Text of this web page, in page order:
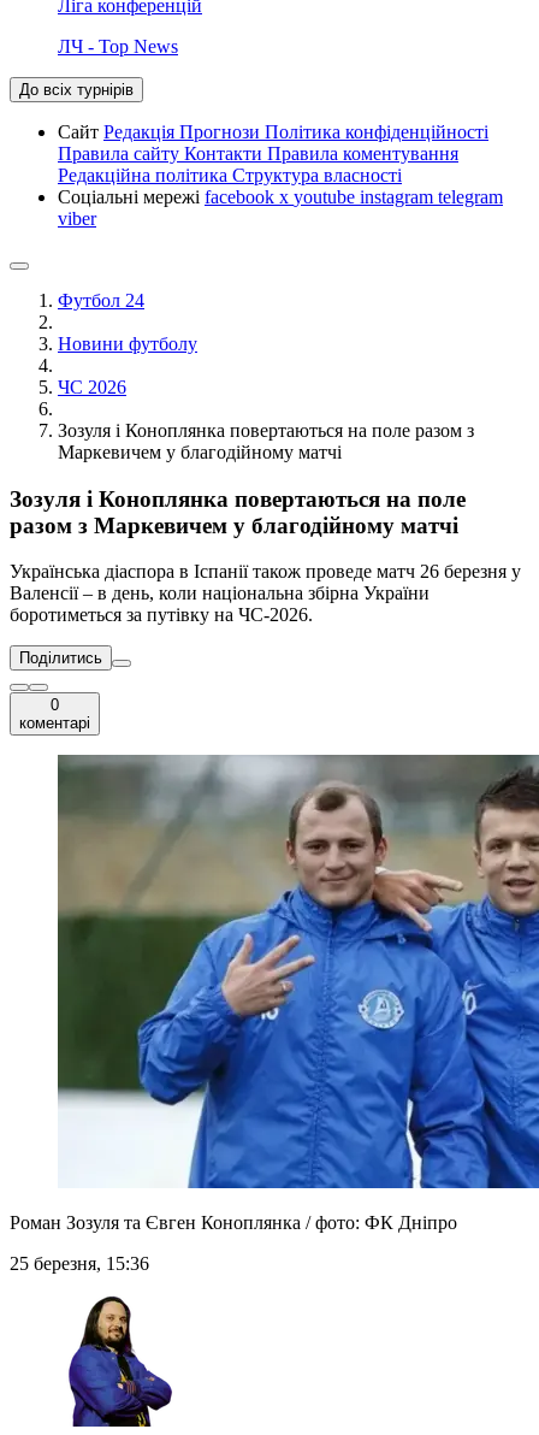
Ліга конференцій
ЛЧ - Top News
До всіх турнірів
Сайт Редакція Прогнози Політика конфіденційності
Правила сайту Контакти Правила коментування
Редакційна політика Структура власності
Соціальні мережі facebook x youtube instagram telegram
viber
Футбол 24
Новини футболу
ЧС 2026
Зозуля і Коноплянка повертаються на поле разом з
Маркевичем у благодійному матчі
Зозуля і Коноплянка повертаються на поле
разом з Маркевичем у благодійному матчі
Українська діаспора в Іспанії також проведе матч 26 березня у
Валенсії – в день, коли національна збірна України
боротиметься за путівку на ЧС-2026.
Поділитись
0
коментарі
Роман Зозуля та Євген Коноплянка / фото: ФК Дніпро
25 березня, 15:36